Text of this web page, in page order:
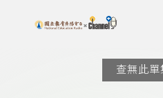
上方功能區塊
搜尋關鍵字：可輸入節目名
查無此單